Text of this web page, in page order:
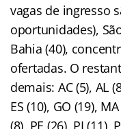
vagas de ingresso
oportunidades),
Bahia (40),
ofertadas. O
demais: AC (5), AL
ES (10), GO (19),
(8), PE (26), PI (11),